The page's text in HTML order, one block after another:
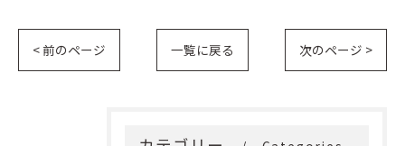
< 前のページ 一覧に戻る 次のページ >